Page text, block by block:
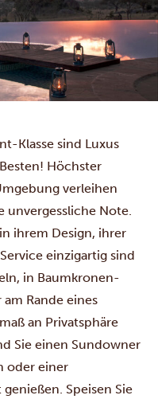
Klasse sind Luxus
Höchster
verleihen
unvergessliche Note.
ihrem Design, ihrer
einzigartig sind
in Baumkronen-
Rande eines
an Privatsphäre
Sie einen Sundowner
oder einer
Speisen Sie